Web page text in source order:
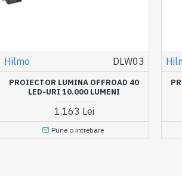
Hilmo DLW03
PROIECTOR LUMINA OFFROAD 40
LED-URI 10.000 LUMENI
1.163 Lei
Pune o intrebare